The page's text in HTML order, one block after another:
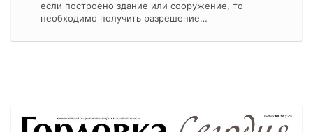
если построено здание или сооружение, то
необходимо получить разрешение…